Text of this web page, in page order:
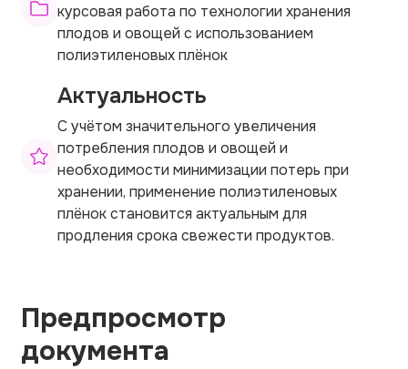
курсовая работа по технологии хранения
плодов и овощей с использованием
полиэтиленовых плёнок
Актуальность
С учётом значительного увеличения
потребления плодов и овощей и
необходимости минимизации потерь при
хранении, применение полиэтиленовых
плёнок становится актуальным для
продления срока свежести продуктов.
Предпросмотр
документа